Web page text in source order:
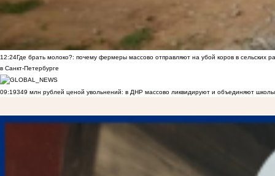
12:24Где брать молоко?: почему фермеры массово отправляют на убой коров в сельских
в Санкт-Петербурге
09:19349 млн рублей ценой увольнений: в ДНР массово ликвидируют и объединяют